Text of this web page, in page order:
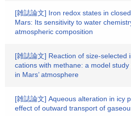
[雑誌論文] Iron redox states in
Mars: Its sensitivity to water
atmospheric composition
[雑誌論文] Reaction of size-selected
cations with methane: a model
in Mars’ atmosphere
[雑誌論文] Aqueous alteration in icy
effect of outward transport of